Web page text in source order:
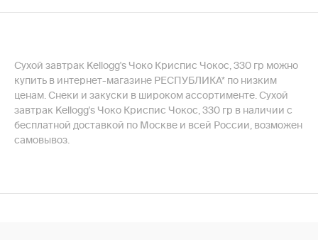
Сухой завтрак Kellogg's Чоко Криспис Чокос, 330 гр можно
купить в интернет-магазине РЕСПУБЛИКА* по низким
ценам. Снеки и закуски в широком ассортименте. Сухой
завтрак Kellogg's Чоко Криспис Чокос, 330 гр в наличии с
бесплатной доставкой по Москве и всей России, возможен
самовывоз.